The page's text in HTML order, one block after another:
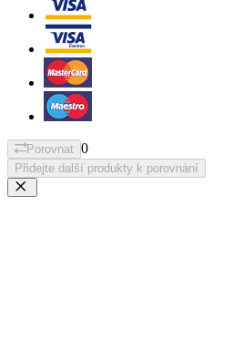
Porovnat 0
Přidejte další produkty k porovnání